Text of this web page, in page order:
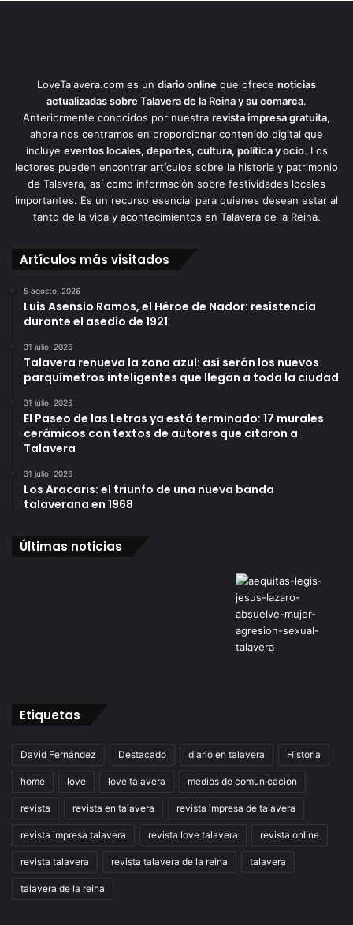
LoveTalavera.com es un diario online que ofrece noticias
actualizadas sobre Talavera de la Reina y su comarca.
Anteriormente conocidos por nuestra revista impresa gratuita,
ahora nos centramos en proporcionar contenido digital que
incluye eventos locales, deportes, cultura, política y ocio. Los
lectores pueden encontrar artículos sobre la historia y patrimonio
de Talavera, así como información sobre festividades locales
importantes. Es un recurso esencial para quienes desean estar al
tanto de la vida y acontecimientos en Talavera de la Reina.
Artículos más visitados
5 agosto, 2026
Luis Asensio Ramos, el Héroe de Nador: resistencia
durante el asedio de 1921
31 julio, 2026
Talavera renueva la zona azul: así serán los nuevos
parquímetros inteligentes que llegan a toda la ciudad
31 julio, 2026
El Paseo de las Letras ya está terminado: 17 murales
cerámicos con textos de autores que citaron a
Talavera
31 julio, 2026
Los Aracaris: el triunfo de una nueva banda
talaverana en 1968
Últimas noticias
Etiquetas
David Fernández Destacado diario en talavera Historia
home love love talavera medios de comunicacion
revista revista en talavera revista impresa de talavera
revista impresa talavera revista love talavera revista online
revista talavera revista talavera de la reina talavera
talavera de la reina